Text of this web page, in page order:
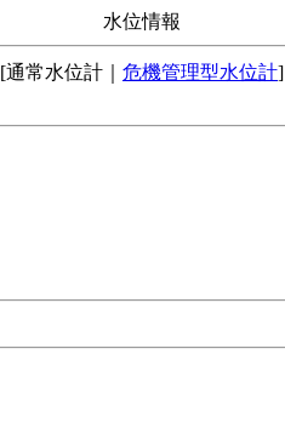
水位情報
[通常水位計｜ 危機管理型水位計]